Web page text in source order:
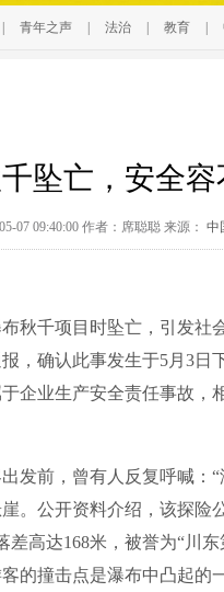
青年之声 法治 教育
坠亡，安全容
07 09:40:00 作者：席聪聪 来源： 中
千项目时坠亡，引发社
，确认此事发生于5月3日
企业生产安全责任事故，
前，曾有人反复呼喊：“
。公开资料介绍，该探险
差高达168米，被誉为“川
的撞击点是瀑布中凸起的